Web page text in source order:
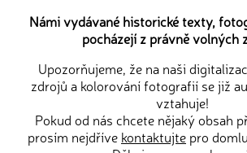
Námi vydávané historické texty,
pocházejí z právně volných
Upozorňujeme, že na naši
zdrojů a kolorování fotografií se již
vztahuje!
Pokud od nás chcete nějaký obsah
prosím nejdříve kontaktujte pro